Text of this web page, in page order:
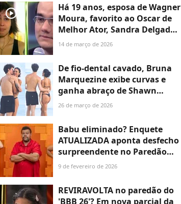
player2
Há 19 anos, esposa de Wagner
Moura, favorito ao Oscar de
Melhor Ator, Sandra Delgado
faz revelação no 'Arquivo
Faustão: 'Ele não dá...'
14 de março de 2026
De fio-dental cavado, Bruna
Marquezine exibe curvas e
ganha abraço de Shawn
Mendes em dia de mar no Rio;
momento!
26 de março de 2026
Babu eliminado? Enquete
ATUALIZADA aponta desfecho
surpreendente no Paredão
entre ator, Sarah Andrade e
9 de fevereiro de 2026
REVIRAVOLTA no paredão do
'BBB 26'? Em nova parcial da